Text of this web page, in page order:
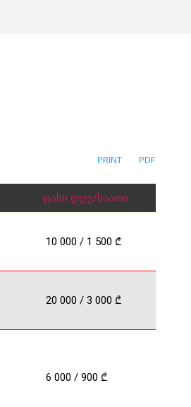
PRINT PDF
ფასი დღე/საათი
10 000 / 1 500 ₾
20 000 / 3 000 ₾
6 000 / 900 ₾